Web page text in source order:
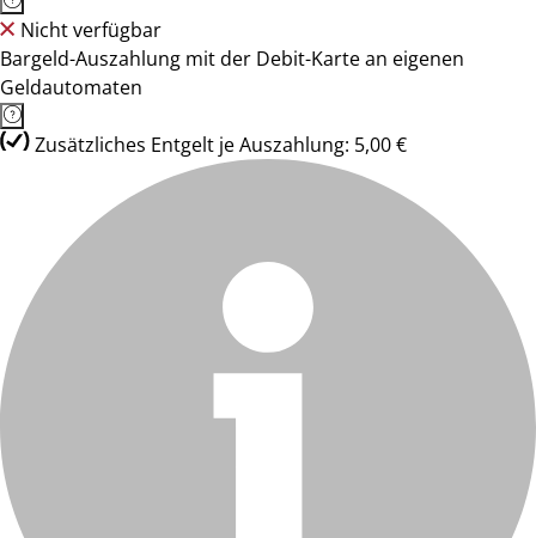
Nicht verfügbar
Bargeld-Auszahlung mit der Debit-Karte an eigenen
Geldautomaten
Zusätzliches Entgelt je Auszahlung: 5,00 €